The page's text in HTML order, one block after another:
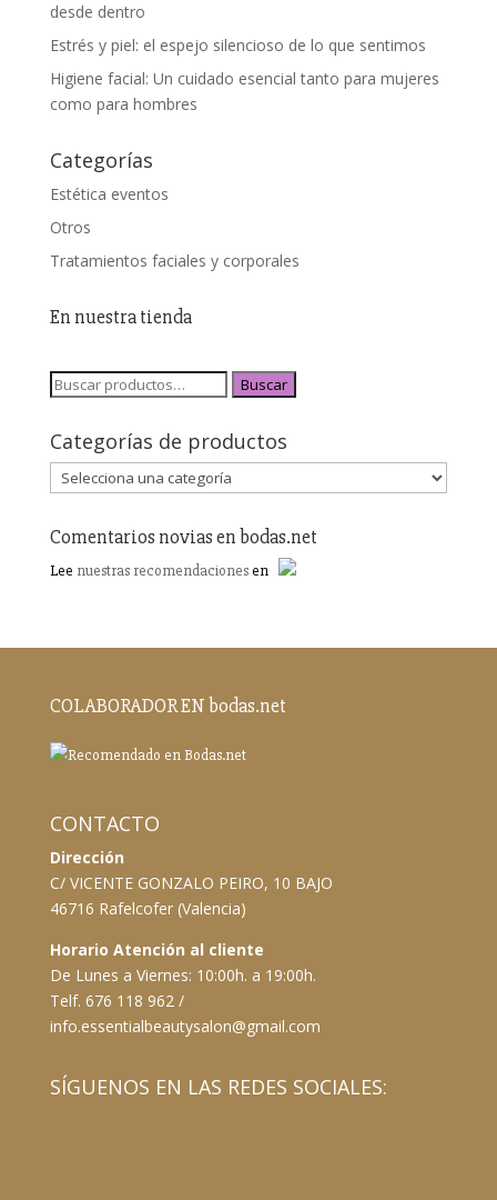
desde dentro
Estrés y piel: el espejo silencioso de lo que sentimos
Higiene facial: Un cuidado esencial tanto para mujeres
como para hombres
Categorías
Estética eventos
Otros
Tratamientos faciales y corporales
En nuestra tienda
Buscar
Categorías de productos
Comentarios novias en bodas.net
Lee nuestras recomendacionesen
COLABORADOR EN bodas.net
CONTACTO
Dirección
C/ VICENTE GONZALO PEIRO, 10 BAJO
46716 Rafelcofer (Valencia)
Horario Atención al cliente
De Lunes a Viernes: 10:00h. a 19:00h.
Telf. 676 118 962 /
info.essentialbeautysalon@gmail.com
SÍGUENOS EN LAS REDES SOCIALES: